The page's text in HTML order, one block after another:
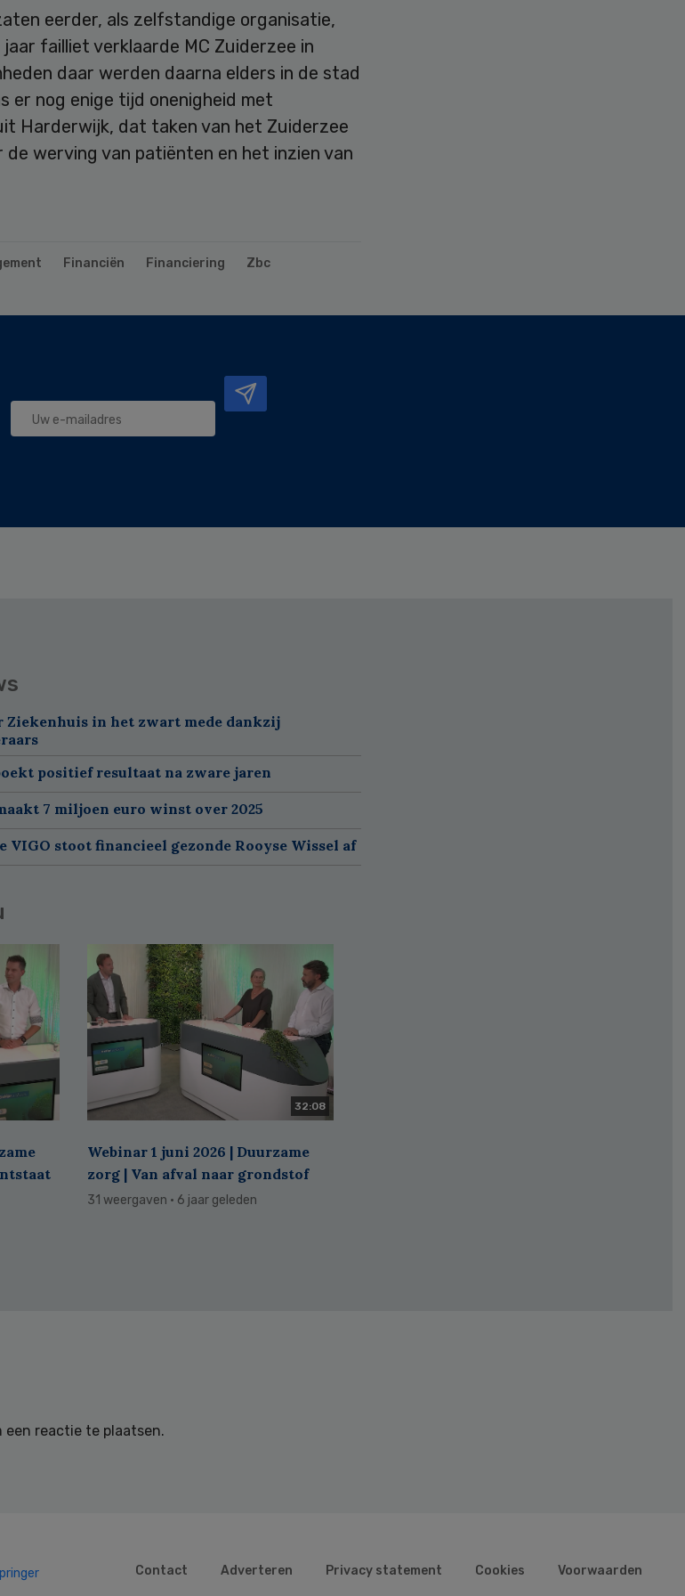
eerder, als zelfstandige organisatie,
failliet verklaarde MC Zuiderzee in
daar werden daarna elders in de stad
er nog enige tijd onenigheid met
Harderwijk, dat taken van het Zuiderzee
de werving van patiënten en het inzien van
Financiën Financiering Zbc
Ziekenhuis in het zwart mede dankzij
positief resultaat na zware jaren
7 miljoen euro winst over 2025
VIGO stoot financieel gezonde Rooyse Wissel af
32:08
Webinar 1 juni 2026 | Duurzame
zorg | Van afval naar grondstof
31 weergaven · 6 jaar geleden
een reactie te plaatsen.
Contact Adverteren Privacy statement Cookies Voorwaarden